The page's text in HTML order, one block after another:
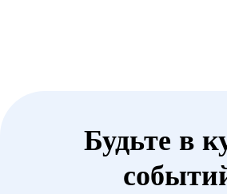
Будьте в